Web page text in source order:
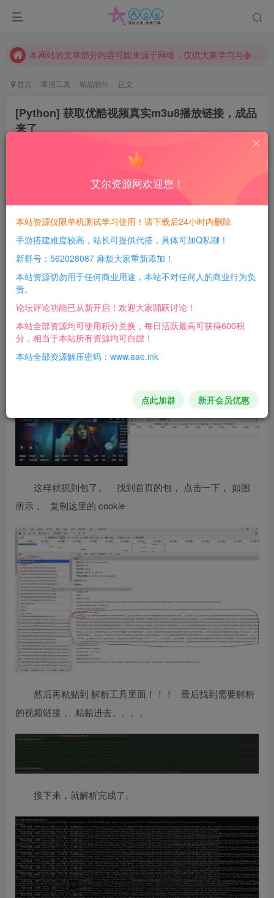
现在赞助会员享受专属折扣，详情点击此条公告。
本网站的文章部分内容可能来源于网络，仅供大家学习与参考，如有侵权，请联系站长QQ466107887进行删除处理。
首页 常用工具 精品软件 正文
[Python] 获取优酷视频真实m3u8播放链接，成品
来了
每日活跃最高可获得600积分！所有资源可以使用
积分免费兑换！
使用前说明：
1. 考虑到一部分小伙伴编码基础薄弱，接下来，我也会详细
的解说一下。
2. 阉割了解析后直接播放的功能。 如果需要， 可以将代码
里播放的功能位置，把注释去掉即可，懂的应该能懂。
关于 cookie的获取
键）， 打开到网络， 然后刷新浏览器！
这样就抓到包了。 找到首页的包， 点击一下， 如图
所示， 复制这里的 cookie
然后再粘贴到 解析工具里面！！！ 最后找到需要解析
的视频链接， 粘贴进去。。。。
接下来，就解析完成了。
艾尔资源网欢迎您！
本站资源仅限单机测试学习使用！请下载后24小时内删除
手游搭建难度较高，站长可提供代搭，具体可加Q私聊！
新群号：562028087 麻烦大家重新添加！
本站资源切勿用于任何商业用途，本站不对任何人的商业行为负
责。
论坛评论功能已从新开启！欢迎大家踊跃讨论！
本站全部资源均可使用积分兑换，每日活跃最高可获得600积
分，相当于本站所有资源均可白嫖！
本站全部资源解压密码：www.aae.ink
点此加群 新开会员优惠